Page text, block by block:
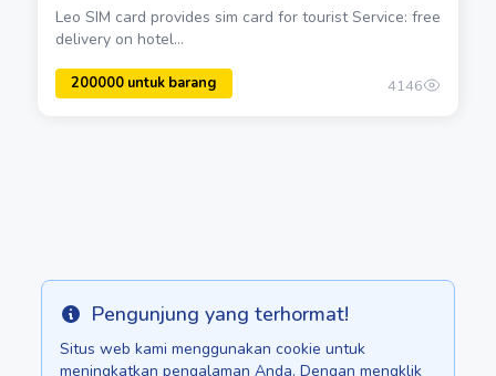
Leo SIM card provides sim card for tourist Service: free
delivery on hotel...
4146
Info Pengunjung yang terhormat!
Situs web kami menggunakan cookie untuk
meningkatkan pengalaman Anda. Dengan mengklik